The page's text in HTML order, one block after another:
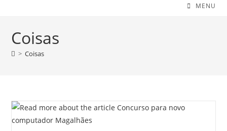
MENU
Coisas
> Coisas